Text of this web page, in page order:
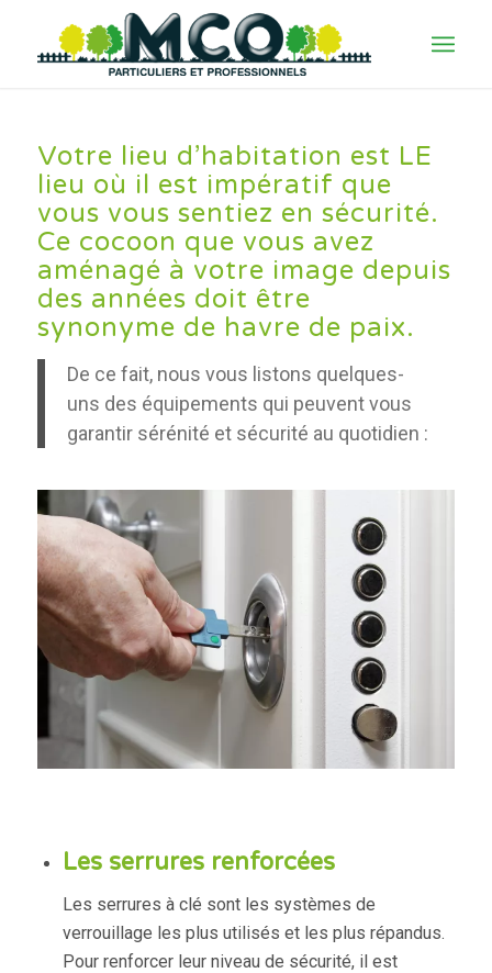
Votre lieu d’habitation est LE
lieu où il est impératif que
vous vous sentiez en sécurité.
Ce cocoon que vous avez
aménagé à votre image depuis
des années doit être
synonyme de havre de paix.
De ce fait, nous vous listons quelques-
uns des équipements qui peuvent vous
garantir sérénité et sécurité au quotidien :
Les serrures renforcées
Les serrures à clé sont les systèmes de
verrouillage les plus utilisés et les plus répandus.
Pour renforcer leur niveau de sécurité, il est